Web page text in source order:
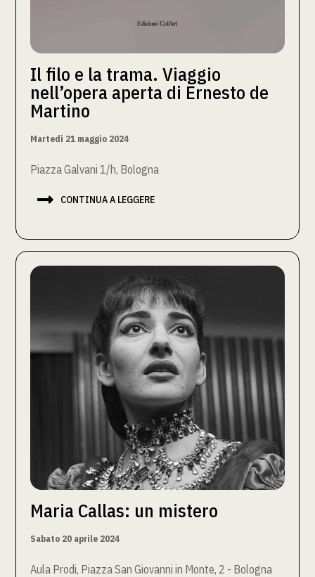
Il filo e la trama. Viaggio
nell’opera aperta di Ernesto de
Martino
Martedi 21 maggio 2024
Piazza Galvani 1/h, Bologna
 CONTINUA A LEGGERE
Maria Callas: un mistero
Sabato 20 aprile 2024
Aula Prodi, Piazza San Giovanni in Monte, 2 - Bologna